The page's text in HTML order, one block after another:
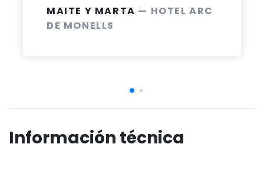
MAITE Y MARTA — HOTEL ARC
DE MONELLS
Información técnica